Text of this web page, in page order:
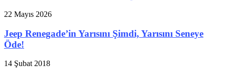
22 Mayıs 2026
Jeep Renegade’in Yarısını Şimdi, Yarısını Seneye
Öde!
14 Şubat 2018